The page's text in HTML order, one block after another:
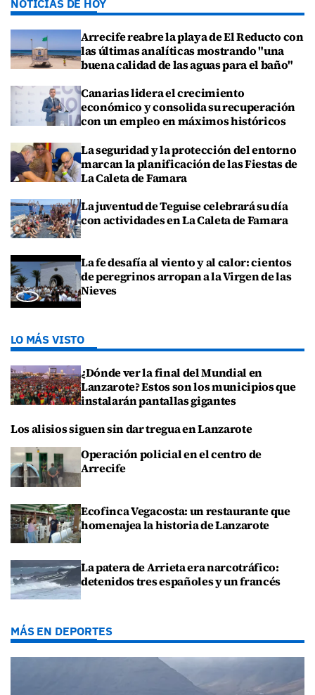
NOTICIAS DE HOY
Arrecife reabre la playa de El Reducto con
las últimas analíticas mostrando "una
buena calidad de las aguas para el baño"
Canarias lidera el crecimiento
económico y consolida su recuperación
con un empleo en máximos históricos
La seguridad y la protección del entorno
marcan la planificación de las Fiestas de
La Caleta de Famara
La juventud de Teguise celebrará su día
con actividades en La Caleta de Famara
La fe desafía al viento y al calor: cientos
de peregrinos arropan a la Virgen de las
Nieves
LO MÁS VISTO
¿Dónde ver la final del Mundial en
Lanzarote? Estos son los municipios que
instalarán pantallas gigantes
Los alisios siguen sin dar tregua en Lanzarote
Operación policial en el centro de
Arrecife
Ecofinca Vegacosta: un restaurante que
homenajea la historia de Lanzarote
La patera de Arrieta era narcotráfico:
detenidos tres españoles y un francés
MÁS EN DEPORTES